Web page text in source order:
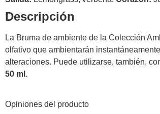
Descripción
La Bruma de ambiente de la Colección
olfativo que ambientarán
alteraciones. Puede utilizarse, también,
50 ml.
Opiniones del producto